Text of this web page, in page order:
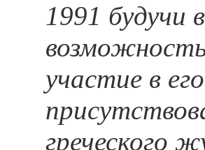
1991 будучи
участие в
греческого